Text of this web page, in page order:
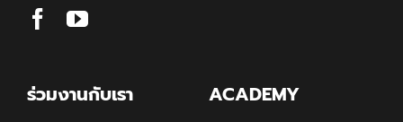
ร่วมงานกับเรา ACADEMY